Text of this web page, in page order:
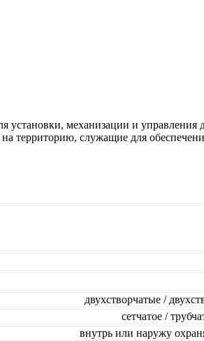
установки, механизации и
служащие для
двухстворчатые /
сетчатое /
внутрь или наружу